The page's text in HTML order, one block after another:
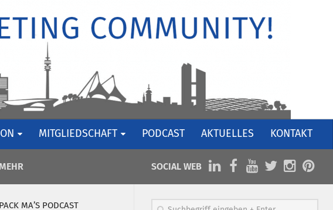
MITGLIEDSCHAFT PODCAST AKTUELLES KONTAKT
SOCIAL WEB
PACK MA’S PODCAST